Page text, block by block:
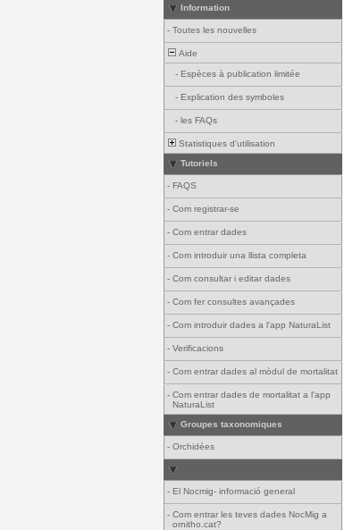
Information
- Toutes les nouvelles
Aide
- Espèces à publication limitée
- Explication des symboles
- les FAQs
Statistiques d'utilisation
Tutoriels
- FAQS
- Com registrar-se
- Com entrar dades
- Com introduir una llista completa
- Com consultar i editar dades
- Com fer consultes avançades
- Com introduir dades a l'app NaturaList
- Verificacions
- Com entrar dades al mòdul de mortalitat
- Com entrar dades de mortalitat a l'app
NaturaList
Groupes taxonomiques
- Orchidées
- El Nocmig- informació general
- Com entrar les teves dades NocMig a
ornitho.cat?